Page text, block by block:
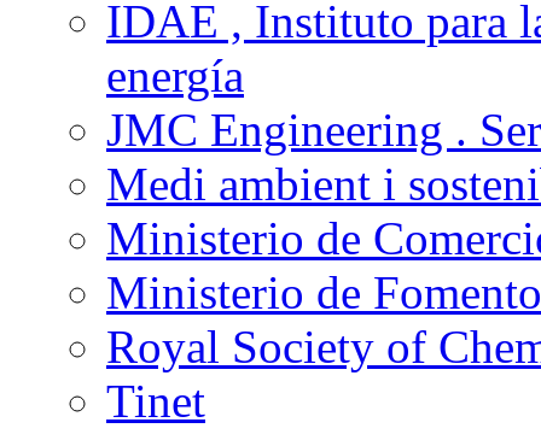
IDAE , Instituto para
energía
JMC Engineering .
Medi ambient i
Ministerio de
Ministerio de Fomento
Royal Society of
Tinet